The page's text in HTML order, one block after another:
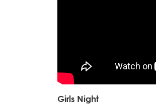
Girls Night